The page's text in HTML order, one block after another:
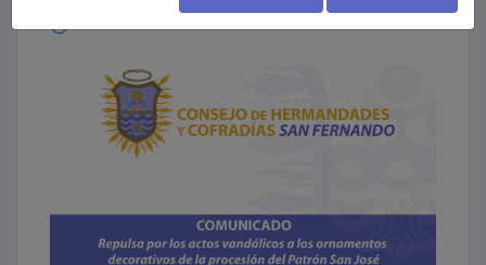
1 DE MAYO DE 2026